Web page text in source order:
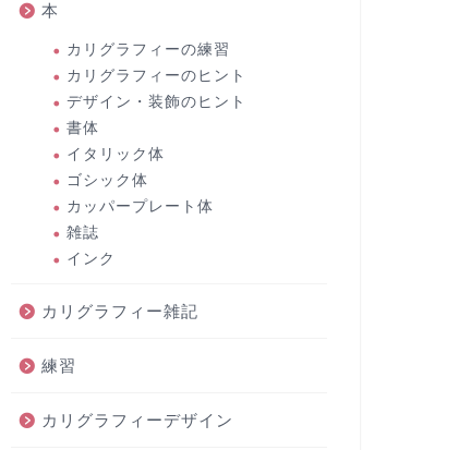
本
カリグラフィーの練習
カリグラフィーのヒント
デザイン・装飾のヒント
書体
イタリック体
ゴシック体
カッパープレート体
雑誌
インク
カリグラフィー雑記
練習
カリグラフィーデザイン